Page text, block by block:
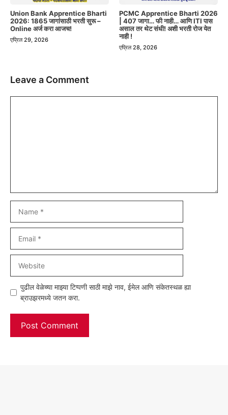
Union Bank Apprentice Bharti
2026: 1865 जागांसाठी भरती सुरू –
Online अर्ज करा आजच!
एप्रिल 29, 2026
PCMC Apprentice Bharti 2026
| 407 जागा… फी नाही… आणि ITI पास
असाल तर थेट संधी! अशी भरती रोज येत
नाही !
एप्रिल 28, 2026
Leave a Comment
पुढील वेळेच्या माझ्या टिप्पणी साठी माझे नाव, ईमेल आणि संकेतस्थळ ह्या
ब्राउझरमध्ये जतन करा.